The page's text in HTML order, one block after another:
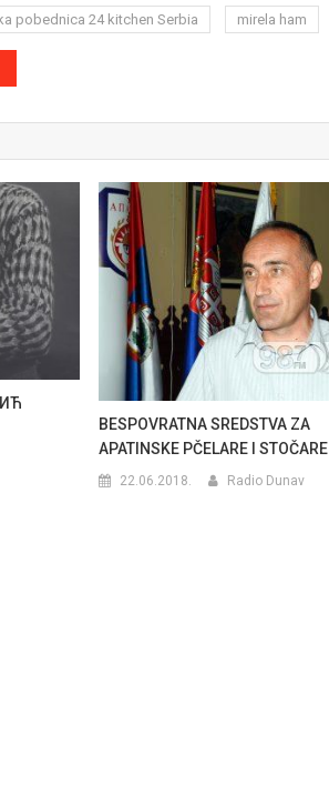
pobednica 24 kitchen Serbia mirela ham
BESPOVRATNA SREDSTVA ZA
APATINSKE PČELARE I STOČARE
22.06.2018. Radio Dunav